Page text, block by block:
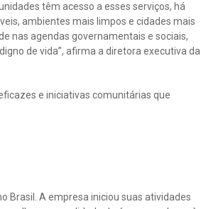
têm acesso a esses serviços, há
ambientes mais limpos e cidades mais
nas agendas governamentais e sociais,
de vida”, afirma a diretora executiva da
e iniciativas comunitárias que
Brasil. A empresa iniciou suas atividades